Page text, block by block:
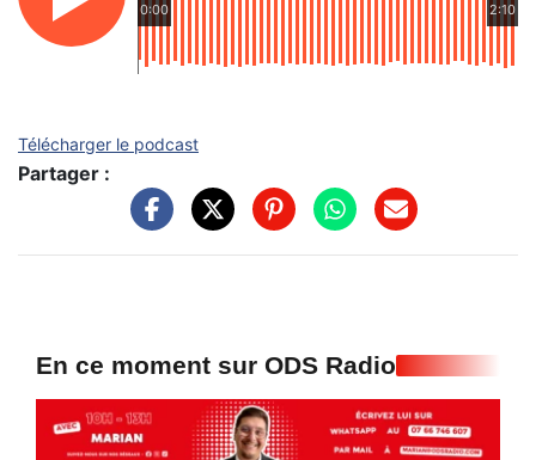
0:00 2:10
Télécharger le podcast
Partager :
En ce moment sur ODS Radio